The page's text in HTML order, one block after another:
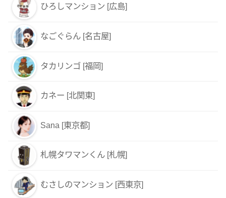
ひろしマンション [広島]
なごぐらん [名古屋]
タカリンゴ [福岡]
カネー [北関東]
Sana [東京都]
札幌タワマンくん [札幌]
むさしのマンション [西東京]